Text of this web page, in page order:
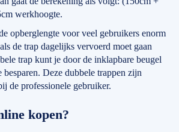
werkhoogte.
opberglengte voor veel gebruikers enorm
de trap dagelijks vervoerd moet gaan
trap kunt je door de inklapbare beugel
Deze dubbele trappen zijn
de professionele gebruiker.
kopen?